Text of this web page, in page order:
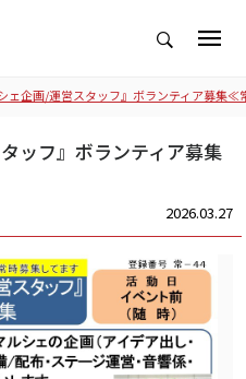
シェ企画/運営スタッフ』ボランティア募集
ッフ』ボランティア募集
2026.03.27